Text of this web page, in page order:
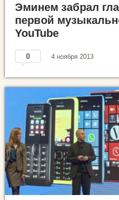
Эминем забрал
первой
YouTube
0 4 ноября 2013